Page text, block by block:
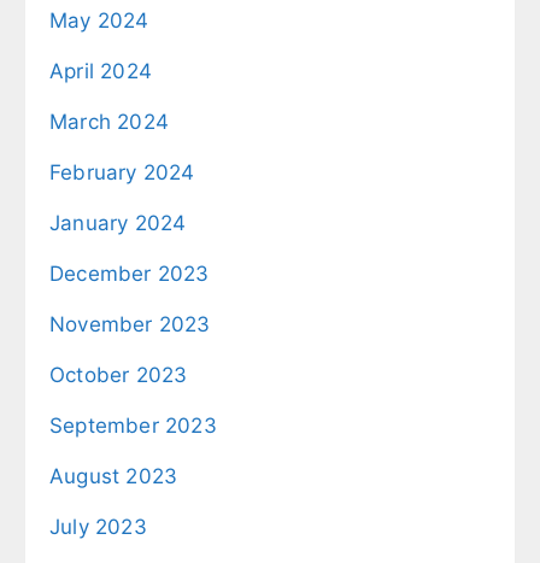
May 2024
April 2024
March 2024
February 2024
January 2024
December 2023
November 2023
October 2023
September 2023
August 2023
July 2023